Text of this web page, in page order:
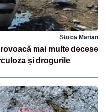
Stoica Marian
mai multe decese
și drogurile